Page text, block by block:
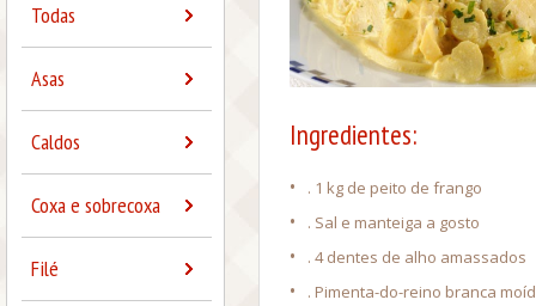
Todas
Asas
Caldos
Coxa e sobrecoxa
Filé
Ingredientes:
• . 1 kg de peito de frango
• . Sal e manteiga a gosto
• . 4 dentes de alho amassados
• . Pimenta-do-reino branca